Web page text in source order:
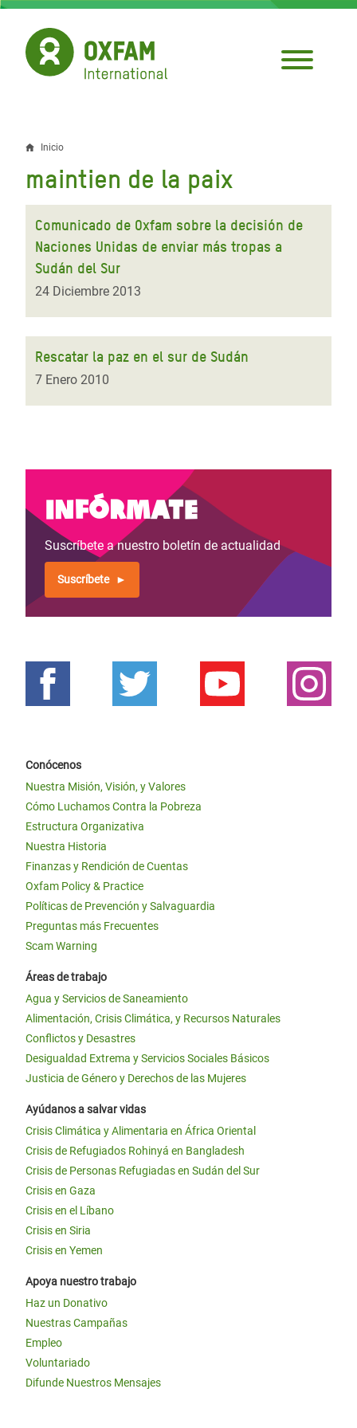
Pasar
contenido
principal
Sobrescribir
enlaces
de
ayuda
la
navegación
Inicio
maintien de la paix
Comunicado de Oxfam sobre la decisión de
Naciones Unidas de enviar más tropas a
Sudán del Sur
24 Diciembre 2013
Rescatar la paz en el sur de Sudán
7 Enero 2010
Infórmate
Suscríbete a nuestro boletín de actualidad
Suscríbete
Conócenos
Nuestra Misión, Visión, y Valores
Cómo Luchamos Contra la Pobreza
Estructura Organizativa
Nuestra Historia
Finanzas y Rendición de Cuentas
Oxfam Policy & Practice
Políticas de Prevención y Salvaguardia
Preguntas más Frecuentes
Scam Warning
Áreas de trabajo
Agua y Servicios de Saneamiento
Alimentación, Crisis Climática, y Recursos Naturales
Conflictos y Desastres
Desigualdad Extrema y Servicios Sociales Básicos
Justicia de Género y Derechos de las Mujeres
Ayúdanos a salvar vidas
Crisis Climática y Alimentaria en África Oriental
Crisis de Refugiados Rohinyá en Bangladesh
Crisis de Personas Refugiadas en Sudán del Sur
Crisis en Gaza
Crisis en el Líbano
Crisis en Siria
Crisis en Yemen
Apoya nuestro trabajo
Haz un Donativo
Nuestras Campañas
Empleo
Voluntariado
Difunde Nuestros Mensajes